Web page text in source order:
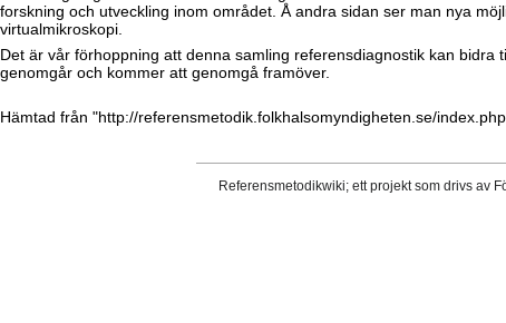
forskning och utveckling inom området. Å andra sidan ser man nya
virtualmikroskopi.
Det är vår förhoppning att denna samling referensdiagnostik kan
genomgår och kommer att genomgå framöver.
Hämtad från "http://referensmetodik.folkhalsomyndigheten.se/
Referensmetodikwiki; ett projekt som drivs av